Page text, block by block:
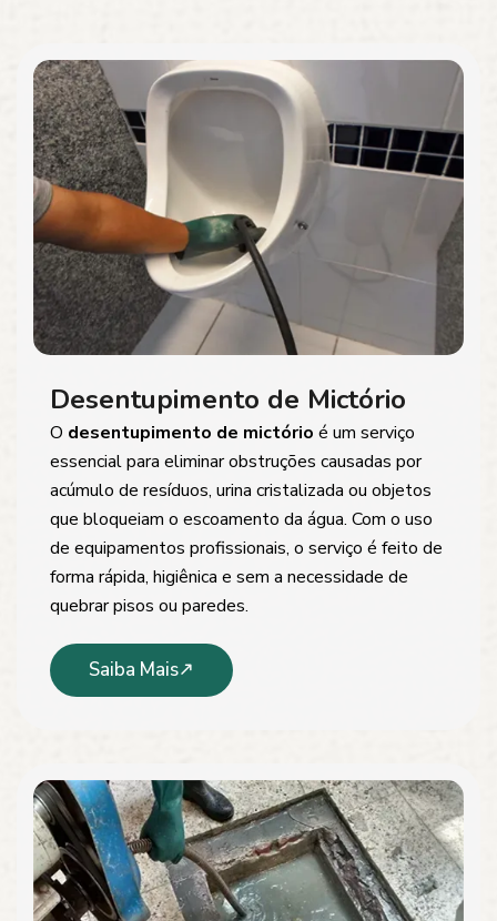
Desentupimento de Mictório
O desentupimento de mictório é um serviço
essencial para eliminar obstruções causadas por
acúmulo de resíduos, urina cristalizada ou objetos
que bloqueiam o escoamento da água. Com o uso
de equipamentos profissionais, o serviço é feito de
forma rápida, higiênica e sem a necessidade de
quebrar pisos ou paredes.
Saiba Mais